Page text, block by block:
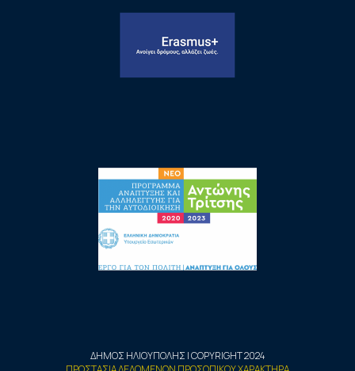
ΔΗΜΟΣ ΗΛΙΟΥΠΟΛΗΣ | COPYRIGHT 2024